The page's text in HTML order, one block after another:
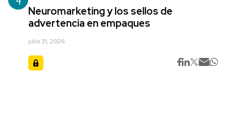
Neuromarketing y los sellos de
advertencia en empaques
julio 31, 2026